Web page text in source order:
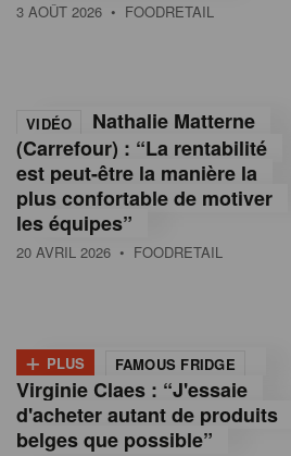
3 AOÛT 2026 • FOODRETAIL
VIDÉO
Nathalie Matterne
(Carrefour) : “La rentabilité
est peut-être la manière la
plus confortable de motiver
les équipes”
20 AVRIL 2026 • FOODRETAIL
+ PLUS FAMOUS FRIDGE
Virginie Claes : “J'essaie
d'acheter autant de produits
belges que possible”